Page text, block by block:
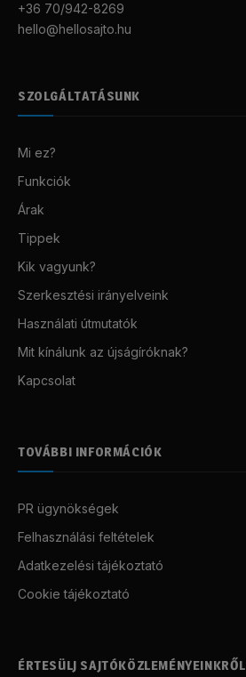
+36 70/942-8269
hello@hellosajto.hu
SZOLGÁLTATÁSUNK
Mi ez?
Funkciók
Árak
Tippek
Kik vagyunk?
Szerkesztési irányelveink
Használati útmutatók
Mit kínálunk az újságíróknak?
Kapcsolat
TOVÁBBI INFORMÁCIÓK
PR ügynökségek
Felhasználási feltételek
Adatkezelési tájékoztató
Cookie tájékoztató
ÉRTESÜLJ SAJTÓKÖZLEMÉNYEINKRŐL